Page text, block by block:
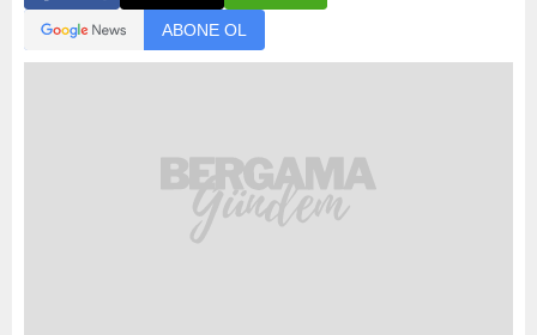
ABONE OL